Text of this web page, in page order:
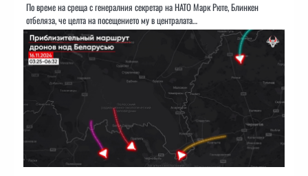
По време на среща с генералния секретар на НАТО Марк Рюте, Блинкен
отбеляза, че целта на посещението му в централата…